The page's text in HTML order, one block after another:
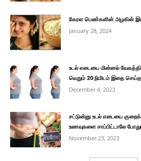
கேரள பெண்களின் அழகின்
January 28, 2024
உடல் எடையை மின்னல்
வெறும் 20 நிமிடம் இதை
December 4, 2023
சட்டுன்னு உடல் எடையை
உணவுகளை சாப்பிட்டாலே
November 23, 2023